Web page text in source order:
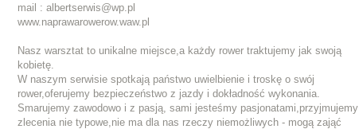
mail : albertserwis@wp.pl
www.naprawarowerow.waw.pl
Nasz warsztat to unikalne miejsce,a każdy rower traktujemy jak swoją
kobietę.
W naszym serwisie spotkają państwo uwielbienie i troskę o swój
rower,oferujemy bezpieczeństwo z jazdy i dokładność wykonania.
Smarujemy zawodowo i z pasją, sami jesteśmy pasjonatami,przyjmujemy
zlecenia nie typowe,nie ma dla nas rzeczy niemożliwych - mogą zająć